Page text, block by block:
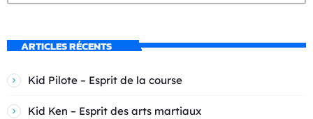
ARTICLES RÉCENTS
Kid Pilote – Esprit de la course
Kid Ken – Esprit des arts martiaux